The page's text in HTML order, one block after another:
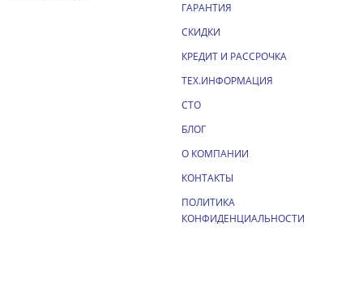
ГАРАНТИЯ
СКИДКИ
КРЕДИТ И РАССРОЧКА
ТЕХ.ИНФОРМАЦИЯ
СТО
БЛОГ
О КОМПАНИИ
КОНТАКТЫ
ПОЛИТИКА
КОНФИДЕНЦИАЛЬНОСТИ